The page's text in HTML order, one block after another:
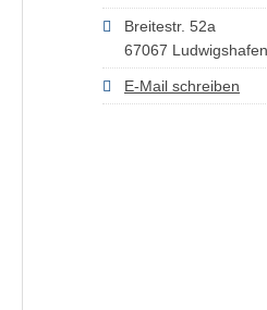
Breitestr. 52a
67067 Ludwigshafen
E-Mail schreiben